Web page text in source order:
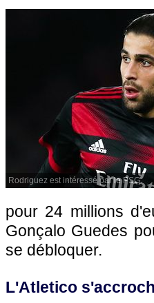
Rodriguez est intéressé par le PSG.
pour 24 millions
Gonçalo Guedes
se débloquer.
L'Atletico